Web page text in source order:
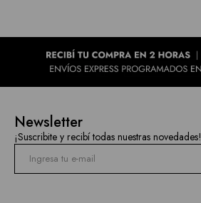
Newsletter
¡Suscribite y recibí todas nuestras novedades!